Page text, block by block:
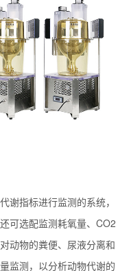
谢指标进行监测的系统，
还可选配监测耗氧量、CO2
动物的粪便、尿液分离和
监测，以分析动物代谢的